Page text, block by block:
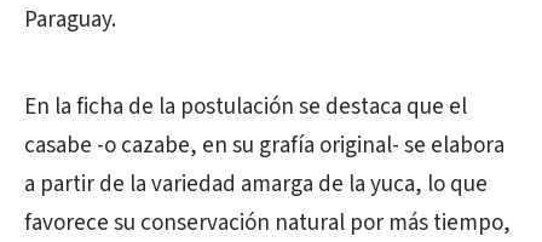
Paraguay.
En la ficha de la postulación se destaca que el
casabe -o cazabe, en su grafía original- se elabora
a partir de la variedad amarga de la yuca, lo que
favorece su conservación natural por más tiempo,